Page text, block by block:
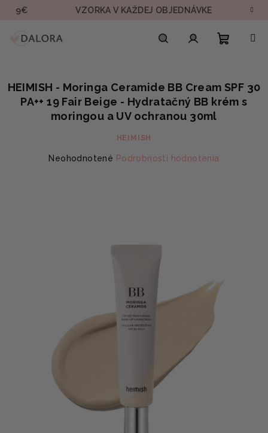
Prejsť
VZORKA V KAŽDEJ OBJEDNÁVKE RÝCHLE
košík
HEIMISH - Moringa Ceramide BB Cream SPF 30
PA++ 19 Fair Beige - Hydratačný BB krém s
moringou a UV ochranou 30ml
HEIMISH
Priemerné
Neohodnotené Podrobnosti hodnotenia